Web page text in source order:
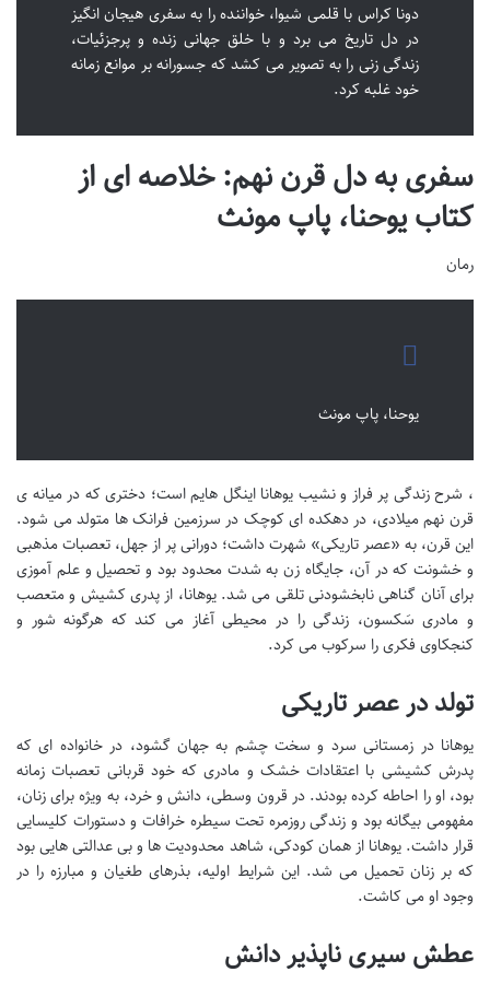
دونا کراس با قلمی شیوا، خواننده را به سفری هیجان انگیز
در دل تاریخ می برد و با خلق جهانی زنده و پرجزئیات،
زندگی زنی را به تصویر می کشد که جسورانه بر موانع زمانه
خود غلبه کرد.
سفری به دل قرن نهم: خلاصه ای از
کتاب یوحنا، پاپ مونث
رمان
یوحنا، پاپ مونث
، شرح زندگی پر فراز و نشیب یوهانا اینگل هایم است؛ دختری که در میانه ی
قرن نهم میلادی، در دهکده ای کوچک در سرزمین فرانک ها متولد می شود.
این قرن، به «عصر تاریکی» شهرت داشت؛ دورانی پر از جهل، تعصبات مذهبی
و خشونت که در آن، جایگاه زن به شدت محدود بود و تحصیل و علم آموزی
برای آنان گناهی نابخشودنی تلقی می شد. یوهانا، از پدری کشیش و متعصب
و مادری سَکسون، زندگی را در محیطی آغاز می کند که هرگونه شور و
کنجکاوی فکری را سرکوب می کرد.
تولد در عصر تاریکی
یوهانا در زمستانی سرد و سخت چشم به جهان گشود، در خانواده ای که
پدرش کشیشی با اعتقادات خشک و مادری که خود قربانی تعصبات زمانه
بود، او را احاطه کرده بودند. در قرون وسطی، دانش و خرد، به ویژه برای زنان،
مفهومی بیگانه بود و زندگی روزمره تحت سیطره خرافات و دستورات کلیسایی
قرار داشت. یوهانا از همان کودکی، شاهد محدودیت ها و بی عدالتی هایی بود
که بر زنان تحمیل می شد. این شرایط اولیه، بذرهای طغیان و مبارزه را در
وجود او می کاشت.
عطش سیری ناپذیر دانش